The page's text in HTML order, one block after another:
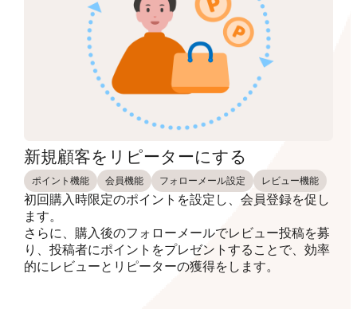
新規顧客をリピーターにする
ポイント機能 会員機能 フォローメール設定 レビュー機能
初回購入時限定のポイントを設定し、会員登録を促し
ます。
さらに、購入後のフォローメールでレビュー投稿を募
り、投稿者にポイントをプレゼントすることで、効率
的にレビューとリピーターの獲得をします。